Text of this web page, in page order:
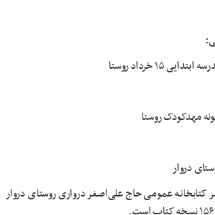
۱۵ خرداد روستا
مهدکودک روستا
دروار
عمومی حاج علی‌اصغر درواری روستای دروار